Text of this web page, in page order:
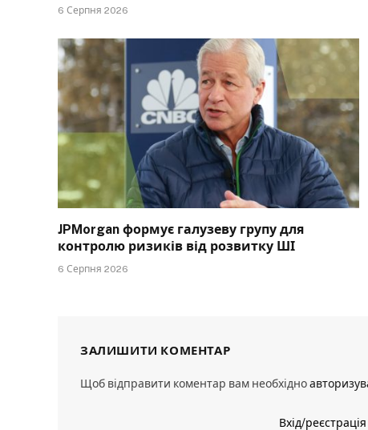
6 Серпня 2026
JPMorgan формує галузеву групу для
контролю ризиків від розвитку ШІ
6 Серпня 2026
ЗАЛИШИТИ КОМЕНТАР
Щоб відправити коментар вам необхідно
Вхід/